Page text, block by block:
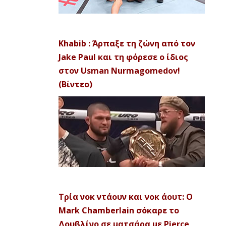
Khabib : Άρπαξε τη ζώνη από τον
Jake Paul και τη φόρεσε ο ίδιος
στον Usman Nurmagomedov!
(Βίντεο)
Τρία νοκ ντάουν και νοκ άουτ: Ο
Mark Chamberlain σόκαρε το